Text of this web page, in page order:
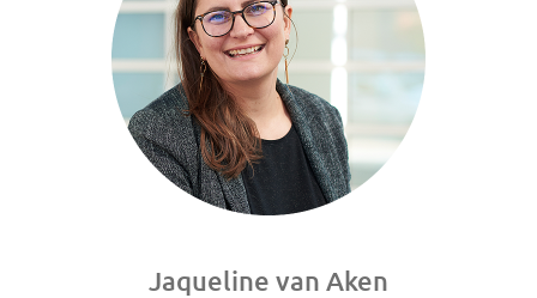
Jaqueline van Aken